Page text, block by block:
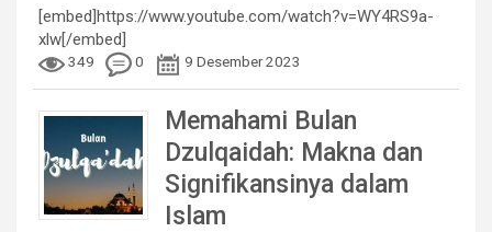
[embed]https://www.youtube.com/watch?v=WY4RS9a-
xlw[/embed]
349 0 9 Desember 2023
Memahami Bulan
Dzulqaidah: Makna dan
Signifikansinya dalam
Islam